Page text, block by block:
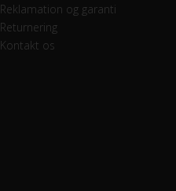
Reklamation og garanti
Returnering
Kontakt os